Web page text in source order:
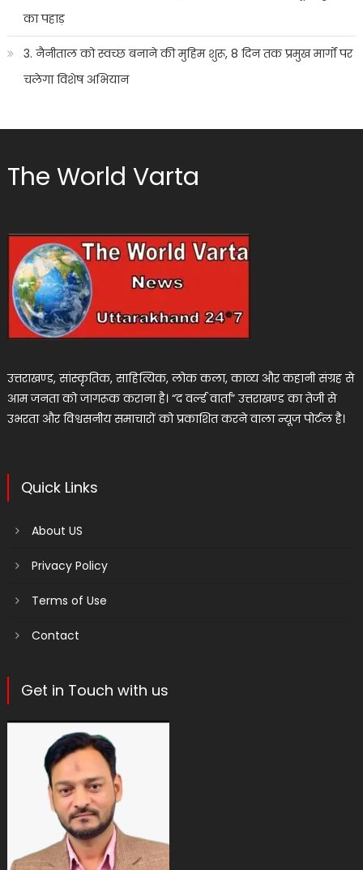
का पहाड़
3. नैनीताल को स्वच्छ बनाने की मुहिम शुरू, 8 दिन तक प्रमुख मार्गों पर
चलेगा विशेष अभियान
The World Varta
उत्तराखण्ड, सांस्कृतिक, साहित्यिक, लोक कला, काव्य और कहानी संग्रह से
आम जनता को जागरूक कराना है। “द वर्ल्ड वार्ता” उत्तराखण्ड का तेजी से
उभरता और विश्वसनीय समाचारों को प्रकाशित करने वाला न्यूज पोर्टल है।
Quick Links
About US
Privacy Policy
Terms of Use
Contact
Get in Touch with us